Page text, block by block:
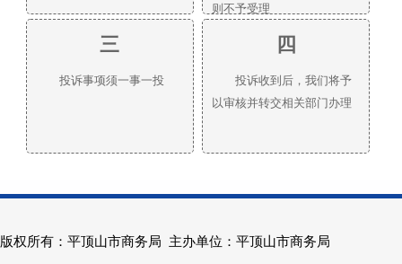
则不予受理
三
投诉事项须一事一投
四
投诉收到后，我们将予
以审核并转交相关部门办理
版权所有：平顶山市商务局 主办单位：平顶山市商务局